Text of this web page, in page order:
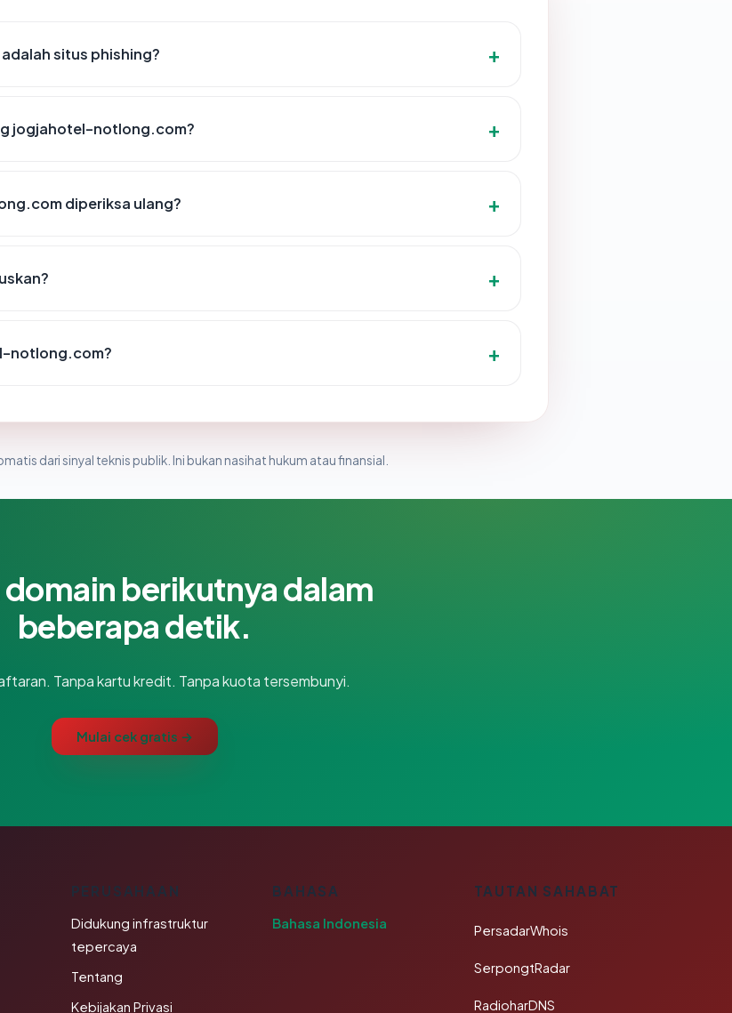
situs phishing?
jogjahotel-notlong.com?
diperiksa ulang?
notlong.com?
dari sinyal teknis publik. Ini bukan nasihat hukum atau finansial.
domain berikutnya dalam
beberapa detik.
Tanpa kartu kredit. Tanpa kuota tersembunyi.
Mulai cek gratis →
PERUSAHAAN
Didukung infrastruktur
tepercaya
Tentang
Kebijakan Privasi
BAHASA
Bahasa Indonesia
TAUTAN SAHABAT
PersadarWhois
SerpongtRadar
RadioharDNS